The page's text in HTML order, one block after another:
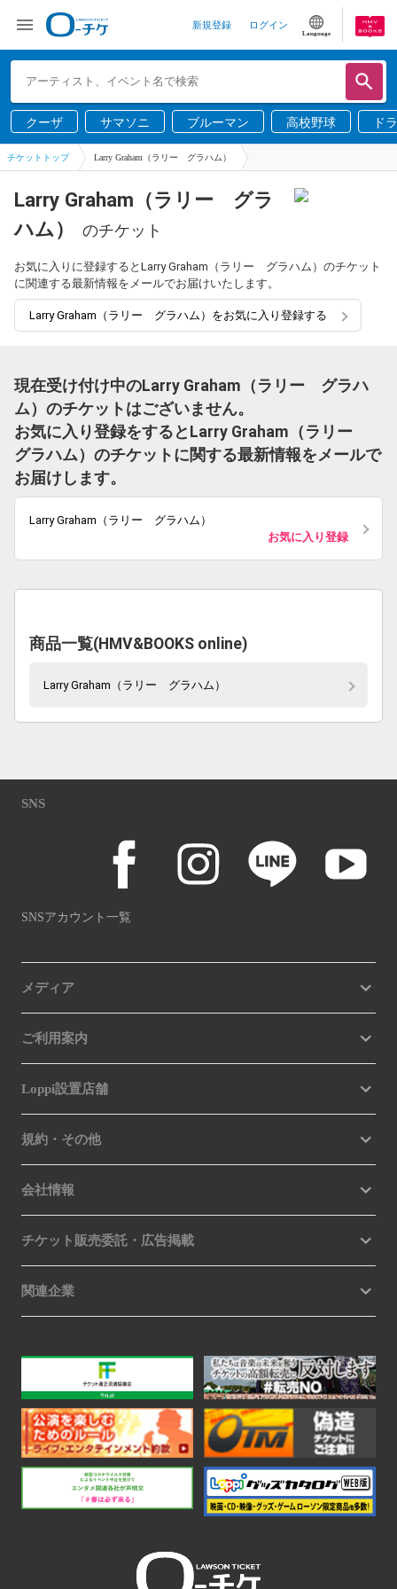
新規登録 ログイン
Language
クーザ サマソニ ブルーマン 高校野球 ド
チケットトップ Larry Graham（ラリー グラハム）
Larry Graham（ラリー グラ
ハム）
のチケット
お気に入りに登録するとLarry Graham（ラリー グラハム）のチケット
に関連する最新情報をメールでお届けいたします。
Larry Graham（ラリー グラハム）をお気に入り登録する
現在受け付け中のLarry Graham（ラリー グラハ
ム）のチケットはございません。
お気に入り登録をするとLarry Graham（ラリー
グラハム）のチケットに関する最新情報をメールで
お届けします。
Larry Graham（ラリー グラハム）
お気に入り登録
商品一覧(HMV&BOOKS online)
Larry Graham（ラリー グラハム）
SNS
SNSアカウント一覧
メディア
ご利用案内
Loppi設置店舗
規約・その他
会社情報
チケット販売委託・広告掲載
関連企業